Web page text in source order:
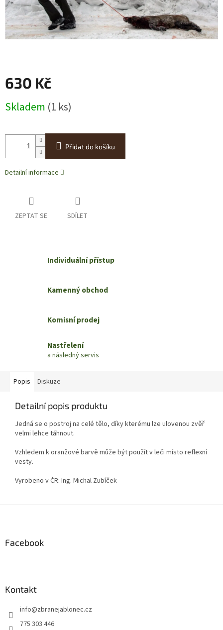
630 Kč
cena:
Skladem (1 ks)
Přidat do košíku
Detailní informace
ZEPTAT SE SDÍLET
Individuální přístup
Kamenný obchod
Komisní prodej
Nastřelení
a následný servis
Popis Diskuze
Detailní popis produktu
Jedná se o postroj na celé tělo, díky kterému lze ulovenou zvěř
velmi lehce táhnout.
Vzhledem k oranžové barvě může být použít v leči místo reflexní
vesty.
Vyrobeno v ČR: Ing. Michal Zubíček
Facebook
Kontakt
info@zbranejablonec.cz
775 303 446